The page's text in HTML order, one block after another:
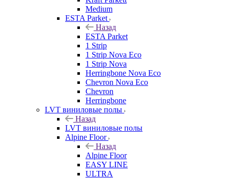
Medium
ESTA Parket
Назад
ESTA Parket
1 Strip
1 Strip Nova Eco
1 Strip Nova
Herringbone Nova Eco
Chevron Nova Eco
Chevron
Herringbone
LVT виниловые полы
Назад
LVT виниловые полы
Alpine Floor
Назад
Alpine Floor
EASY LINE
ULTRA